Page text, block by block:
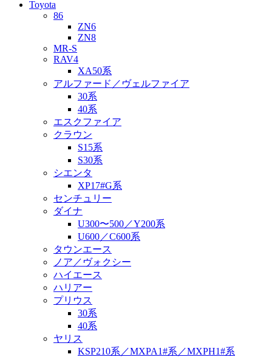
Toyota
86
ZN6
ZN8
MR-S
RAV4
XA50系
アルファード／ヴェルファイア
30系
40系
エスクファイア
クラウン
S15系
S30系
シエンタ
XP17#G系
センチュリー
ダイナ
U300〜500／Y200系
U600／C600系
タウンエース
ノア／ヴォクシー
ハイエース
ハリアー
プリウス
30系
40系
ヤリス
KSP210系／MXPA1#系／MXPH1#系